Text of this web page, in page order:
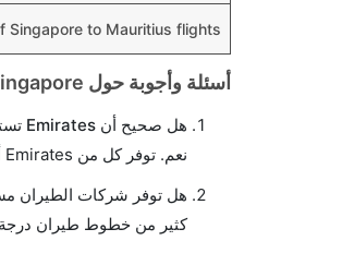
Singapore to Mauritius flights
أسئلة وأجوبة حول Singapore إلى Mauritius الرحلات الجوية
هل صحيح أن Emirates تستغرق وقتا أقل في رحلة مباشرة من إلىموريشيوس مما تستغرقه الخطوط الجوية الأخرى؟
نعم. توفر كل من Emirates أسرع رحلات الطيران على هذا الطريق،
هل توفر شركات الطيران
كثير من خطوط طيران درجة